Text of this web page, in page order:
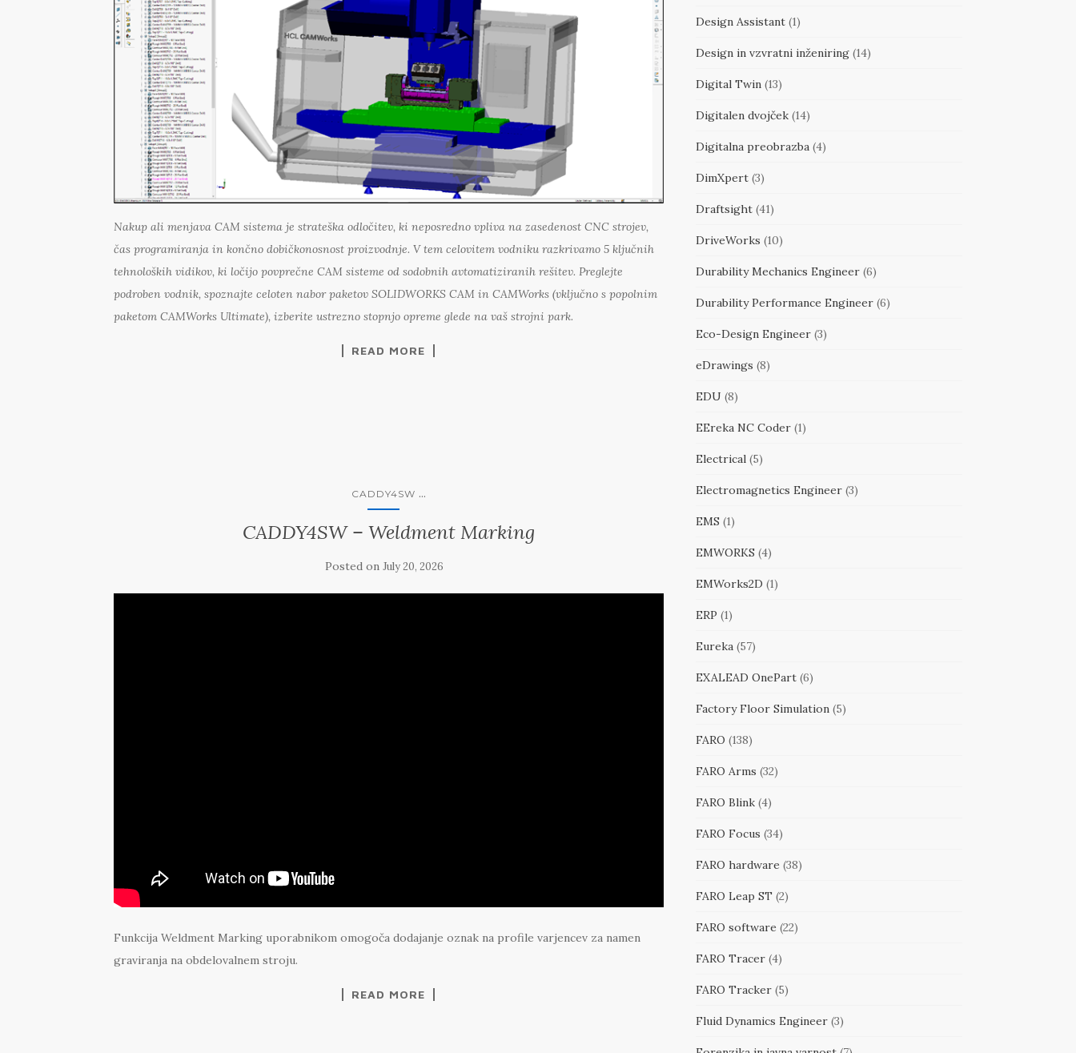
Nakup ali menjava CAM sistema je strateška odločitev, ki neposredno vpliva na zasedenost CNC strojev,
čas programiranja in končno dobičkonosnost proizvodnje. V tem celovitem vodniku razkrivamo 5 ključnih
tehnoloških vidikov, ki ločijo povprečne CAM sisteme od sodobnih avtomatiziranih rešitev. Preglejte
podroben vodnik, spoznajte celoten nabor paketov SOLIDWORKS CAM in CAMWorks (vključno s popolnim
paketom CAMWorks Ultimate), izberite ustrezno stopnjo opreme glede na vaš strojni park.
READ MORE
CADDY4SW ...
CADDY4SW – Weldment Marking
Posted onJuly 20, 2026
Funkcija Weldment Marking uporabnikom omogoča dodajanje oznak na profile varjencev za namen
graviranja na obdelovalnem stroju.
READ MORE
Design Assistant(1)
Design in vzvratni inženiring(14)
Digital Twin(13)
Digitalen dvojček(14)
Digitalna preobrazba(4)
DimXpert(3)
Draftsight(41)
DriveWorks (10)
Durability Mechanics Engineer(6)
Durability Performance Engineer(6)
Eco-Design Engineer(3)
eDrawings (8)
EDU (8)
EEreka NC Coder(1)
Electrical(5)
Electromagnetics Engineer(3)
EMS (1)
EMWORKS (4)
EMWorks2D (1)
ERP (1)
Eureka(57)
EXALEAD OnePart(6)
Factory Floor Simulation(5)
FARO (138)
FARO Arms (32)
FARO Blink(4)
FARO Focus (34)
FARO hardware (38)
FARO Leap ST (2)
FARO software (22)
FARO Tracer(4)
FARO Tracker(5)
Fluid Dynamics Engineer(3)